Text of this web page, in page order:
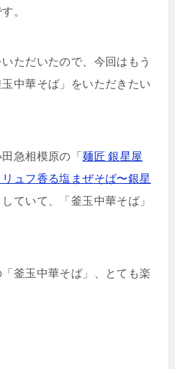
。
ただいたので、今回はもう
中華そば」をいただきたい
急相模原の「麺匠 銀星屋
リュフ香る塩まぜそば〜銀星
ていて、「釜玉中華そば」
「釜玉中華そば」、とても楽